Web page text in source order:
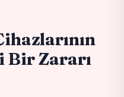
Bir Zararı